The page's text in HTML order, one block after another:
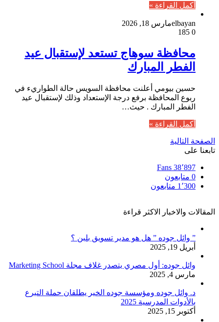
أكمل القراءة »
elbayanمارس 18, 2026
0
محافظة سوهاج تستعد لإستقبال عيد
الفطر المبارك
حسين بيومي أعلنت محافظة السويس حالة الطواريء في
ربوع المحافظة برفع درجة الإستعداد وذلك لإستقبال عيد
الفطر المبارك . حيث…
أكمل القراءة »
الصفحة التالية
تابعنا على
38٬897 Fans
0 متابعون
1٬300 متابعون
المقالات والاخبار الاكثر قراءة
” وائل جوده ” هل هو مدير تسويق بلبن ؟
أبريل 19, 2025
وائل جوده: أول مصري يتصدر غلاف مجلة Marketing School
مارس 4, 2025
د. وائل جوده ومؤسسة جوده الخير يطلقان حملة التبرع
بالأدوات المدرسية 2025
أكتوبر 15, 2025